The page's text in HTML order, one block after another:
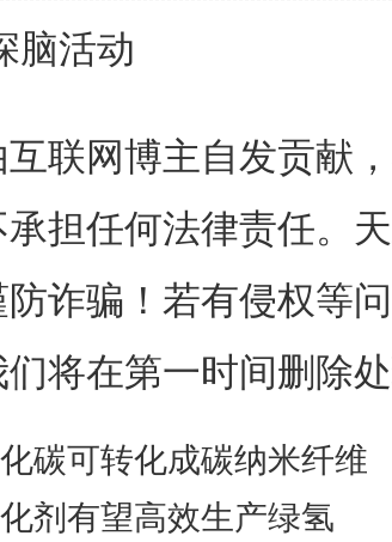
通道，而目前使用
通道。未来，研究
脑活动
联网博主自发贡献
担任何法律责任。
诈骗！若有侵权等
将在第一时间删除处
碳可转化成碳纳米纤维
剂有望高效生产绿氢